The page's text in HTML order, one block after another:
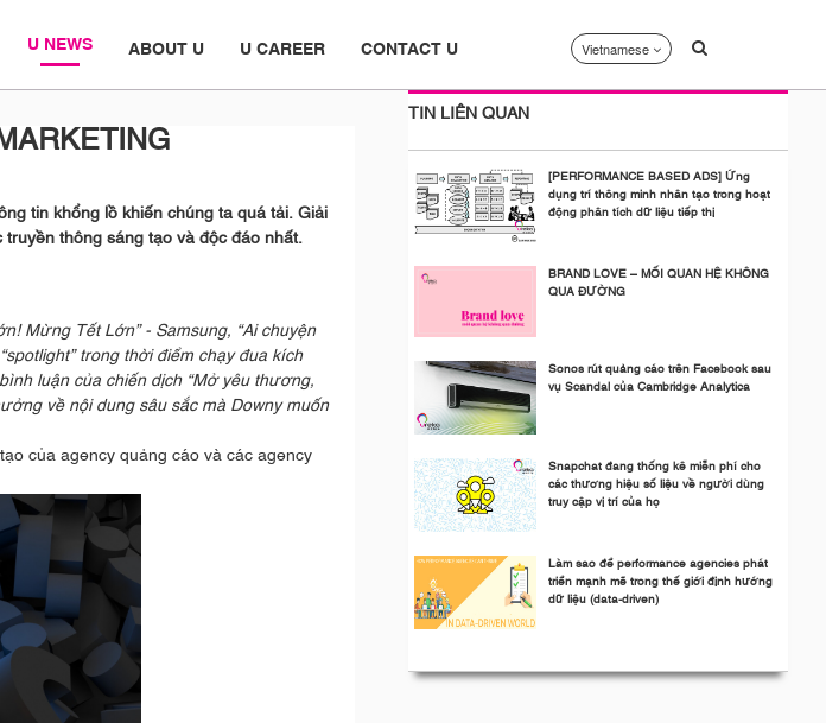
U NEWS ABOUT U U CAREER CONTACT U Vietnamese
tin khổng lồ khiến chúng ta quá tải. Giải
thông sáng tạo và độc đáo nhất.
Mừng Tết Lớn” - Samsung, “Ai chuyện
trong thời điểm chạy đua kích
luận của chiến dịch “Mở yêu thương,
về nội dung sâu sắc mà Downy muốn
của agency quảng cáo và các agency
TIN LIÊN QUAN
[PERFORMANCE BASED ADS] Ứng
dụng trí thông minh nhân tạo trong hoạt
động phân tích dữ liệu tiếp thị
BRAND LOVE – MỐI QUAN HỆ KHÔNG
QUA ĐƯỜNG
Sonos rút quảng cáo trên Facebook sau
vụ Scandal của Cambridge Analytica
Snapchat đang thống kê miễn phí cho
các thương hiệu số liệu về người dùng
truy cập vị trí của họ
Làm sao để performance agencies phát
triển mạnh mẽ trong thế giới định hướng
dữ liệu (data-driven)